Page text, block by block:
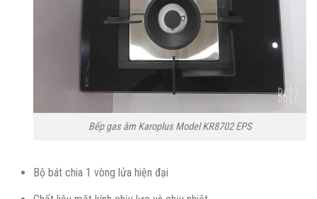
Bếp gas âm Karoplus Model KR8702 EPS
Bộ bát chia 1 vòng lửa hiện đại